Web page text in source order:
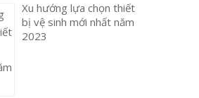
Xu hướng lựa chọn thiết
bị vệ sinh mới nhất năm
2023